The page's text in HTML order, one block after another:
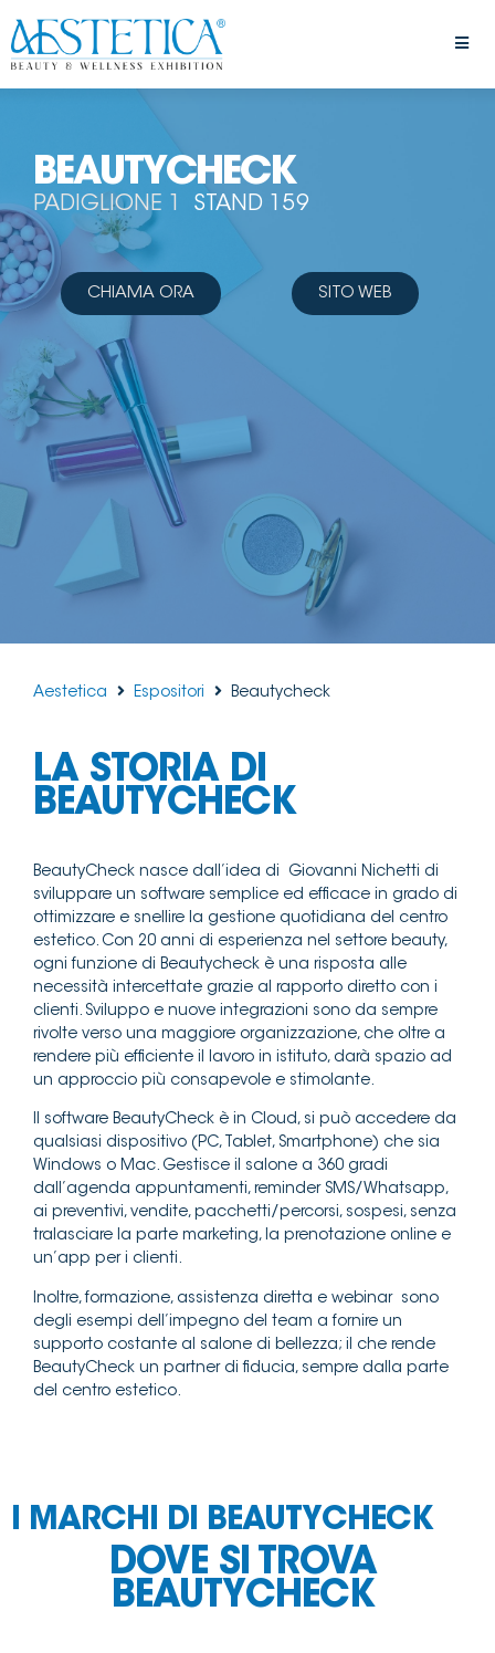
BEAUTYCHECK
PADIGLIONE 1 STAND 159
CHIAMA ORA SITO WEB
Aestetica Espositori Beautycheck
LA STORIA DI
BEAUTYCHECK
BeautyCheck nasce dall’idea di Giovanni Nichetti di
sviluppare un software semplice ed efficace in grado di
ottimizzare e snellire la gestione quotidiana del centro
estetico. Con 20 anni di esperienza nel settore beauty,
ogni funzione di Beautycheck è una risposta alle
necessità intercettate grazie al rapporto diretto con i
clienti. Sviluppo e nuove integrazioni sono da sempre
rivolte verso una maggiore organizzazione, che oltre a
rendere più efficiente il lavoro in istituto, darà spazio ad
un approccio più consapevole e stimolante.
Il software BeautyCheck è in Cloud, si può accedere da
qualsiasi dispositivo (PC, Tablet, Smartphone) che sia
Windows o Mac. Gestisce il salone a 360 gradi
dall’agenda appuntamenti, reminder SMS/Whatsapp,
ai preventivi, vendite, pacchetti/percorsi, sospesi, senza
tralasciare la parte marketing, la prenotazione online e
un’app per i clienti.
Inoltre, formazione, assistenza diretta e webinar sono
degli esempi dell’impegno del team a fornire un
supporto costante al salone di bellezza; il che rende
BeautyCheck un partner di fiducia, sempre dalla parte
del centro estetico.
I MARCHI DI BEAUTYCHECK
DOVE SI TROVA
BEAUTYCHECK